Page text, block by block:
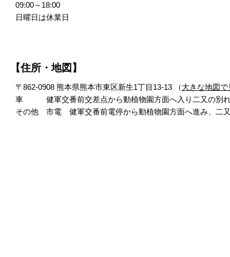
09:00～18:00
日曜日は休業日
【住所・地図】
〒862-0908 熊本県熊本市東区新生1丁目13-13 （大きな地図で
車 健軍交番前交差点から動植物園方面へ入り二又の別れ
その他 市電 健軍交番前電停から動植物園方面へ進み、二